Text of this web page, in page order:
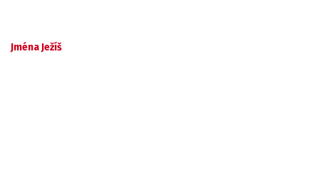
Jména Ježíš